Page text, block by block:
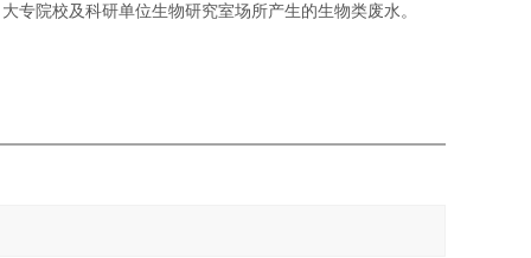
专院校及科研单位生物研究室场所产生的生物类废水。